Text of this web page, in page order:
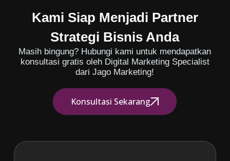
Kami Siap Menjadi Partner
Strategi Bisnis Anda
Masih bingung? Hubungi kami untuk mendapatkan
konsultasi gratis oleh Digital Marketing Specialist
dari Jago Marketing!
Konsultasi Sekarang